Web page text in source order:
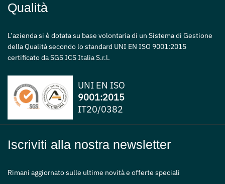
Qualità
L’azienda si è dotata su base volontaria di un Sistema di Gestione
della Qualità secondo lo standard UNI EN ISO 9001:2015
certificato da SGS ICS Italia S.r.l.
UNI EN ISO
9001:2015
IT20/0382
Iscriviti alla nostra newsletter
Rimani aggiornato sulle ultime novità e offerte speciali